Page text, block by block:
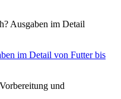
im Detail von Fut­ter bis